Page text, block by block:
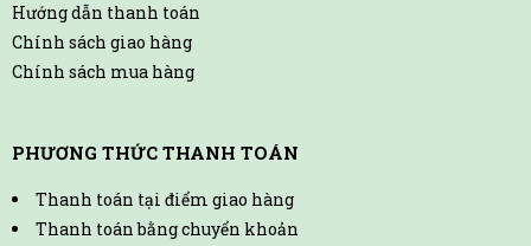
Hướng dẫn thanh toán
Chính sách giao hàng
Chính sách mua hàng
PHƯƠNG THỨC THANH TOÁN
Thanh toán tại điểm giao hàng
Thanh toán bằng chuyển khoản